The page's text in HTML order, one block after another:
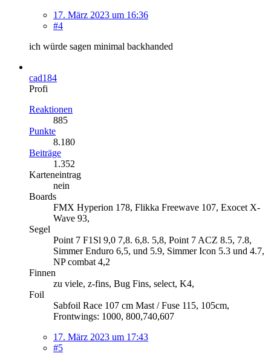
17. März 2023 um 16:36
#4
ich würde sagen minimal backhanded
cad184
Profi
Reaktionen
885
Punkte
8.180
Beiträge
1.352
Karteneintrag
nein
Boards
FMX Hyperion 178, Flikka Freewave 107, Exocet X-
Wave 93,
Segel
Point 7 F1Sl 9,0 7,8. 6,8. 5,8, Point 7 ACZ 8.5, 7.8,
Simmer Enduro 6,5, und 5.9, Simmer Icon 5.3 und 4.7,
NP combat 4,2
Finnen
zu viele, z-fins, Bug Fins, select, K4,
Foil
Sabfoil Race 107 cm Mast / Fuse 115, 105cm,
Frontwings: 1000, 800,740,607
17. März 2023 um 17:43
#5